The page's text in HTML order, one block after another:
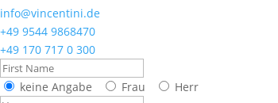
info@vincentini.de
+49 9544 9868470
+49 170 717 0 300
keine Angabe Frau Herr